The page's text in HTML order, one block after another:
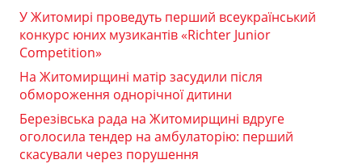
У Житомирі проведуть перший всеукраїнський
конкурс юних музикантів «Richter Junior
Competition»
На Житомирщині матір засудили після
обмороження однорічної дитини
Березівська рада на Житомирщині вдруге
оголосила тендер на амбулаторію: перший
скасували через порушення